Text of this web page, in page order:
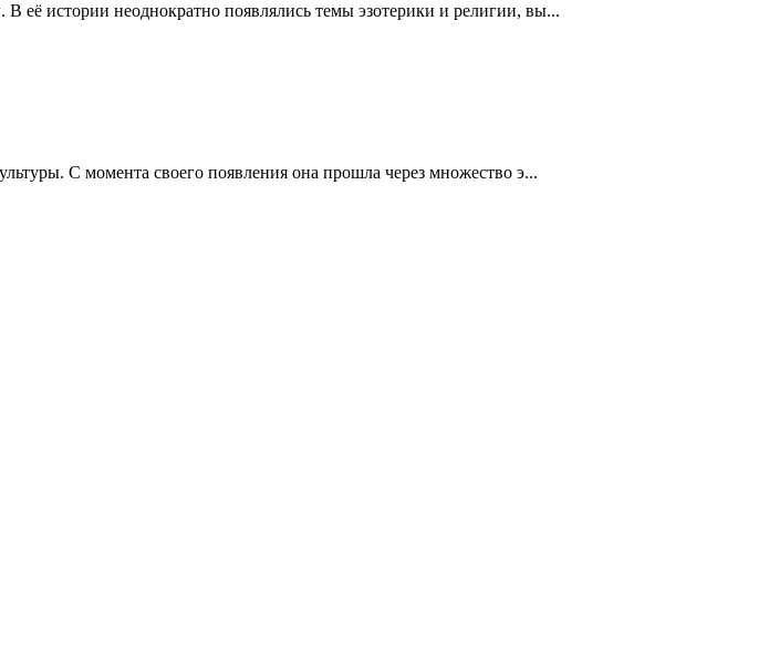
истории неоднократно появлялись темы эзотерики и религии, вы...
С момента своего появления она прошла через множество э...